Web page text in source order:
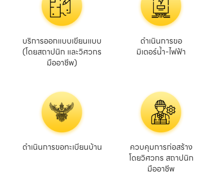
บริการออกแบบเขียนแบบ
(โดยสถาปนิก และวิศวกร
มืออาชีพ)
ดำเนินการขอ
มิเตอร์น้ำ-ไฟฟ้า
ดำเนินการขอทะเบียนบ้าน
ควบคุมการก่อสร้าง
โดยวิศวกร สถาปนิก
มืออาชีพ